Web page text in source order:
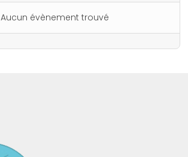
Aucun évènement trouvé